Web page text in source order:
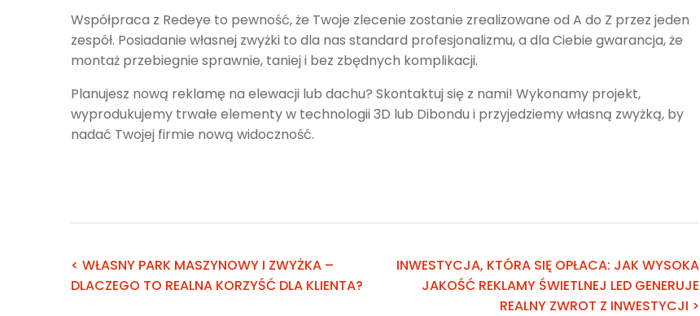
Współpraca z Redeye to pewność, że Twoje zlecenie zostanie zrealizowane od A do Z przez jeden
zespół. Posiadanie własnej zwyżki to dla nas standard profesjonalizmu, a dla Ciebie gwarancja, że
montaż przebiegnie sprawnie, taniej i bez zbędnych komplikacji.
Planujesz nową reklamę na elewacji lub dachu? Skontaktuj się z nami! Wykonamy projekt,
wyprodukujemy trwałe elementy w technologii 3D lub Dibondu i przyjedziemy własną zwyżką, by
nadać Twojej firmie nową widoczność.
< WŁASNY PARK MASZYNOWY I ZWYŻKA –
DLACZEGO TO REALNA KORZYŚĆ DLA KLIENTA?
INWESTYCJA, KTÓRA SIĘ OPŁACA: JAK WYSOKA
JAKOŚĆ REKLAMY ŚWIETLNEJ LED GENERUJE
REALNY ZWROT Z INWESTYCJI >